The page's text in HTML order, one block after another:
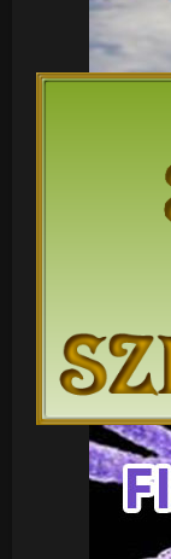
Tv is
való